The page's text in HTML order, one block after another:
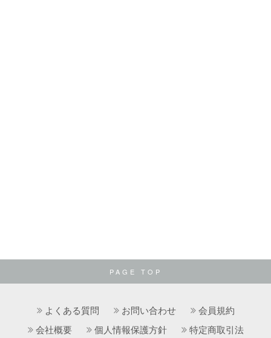
PAGE TOP
よくある質問 お問い合わせ
会員規約
会社概要
個人情報保護方針 特定商取引法